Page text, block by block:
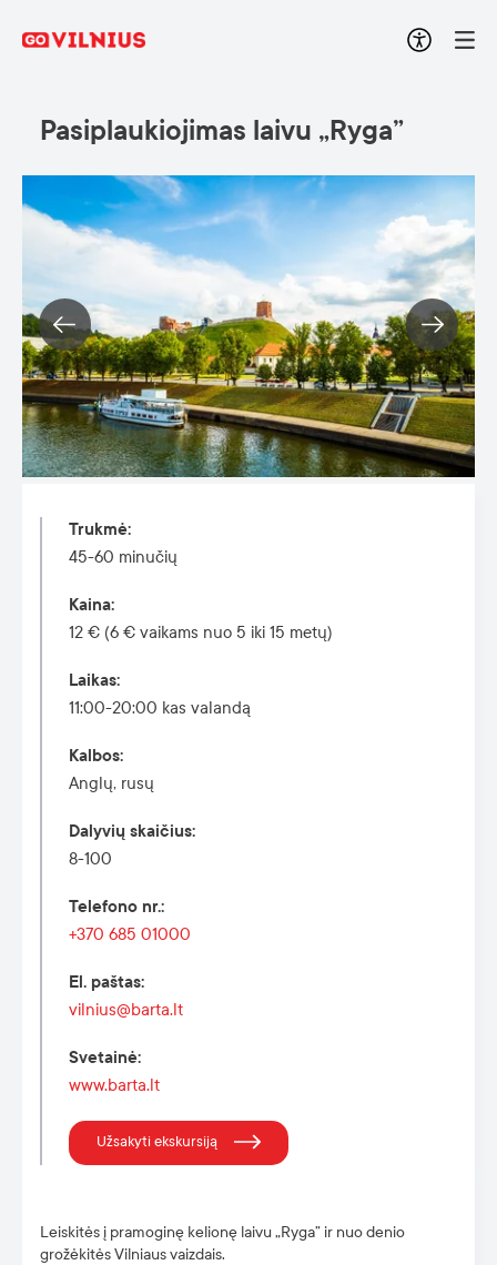
Pasiplaukiojimas laivu „Ryga”
Leiskitės į pramoginę kelionę laivu „Ryga” ir nuo denio
grožėkitės Vilniaus vaizdais.
Trukmė:
45-60 minučių
Kaina:
12 € (6 € vaikams nuo 5 iki 15 metų)
Laikas:
11:00-20:00 kas valandą
Kalbos:
Anglų, rusų
Dalyvių skaičius:
8-100
Telefono nr.:
+370 685 01000
El. paštas:
vilnius@barta.lt
Svetainė:
www.barta.lt
Užsakyti ekskursiją